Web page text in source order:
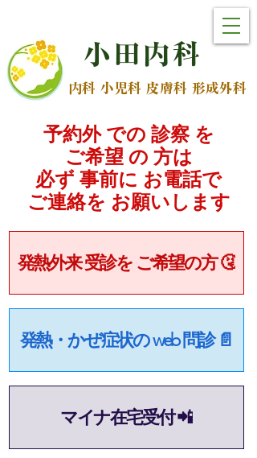
小 田 内科
内科 小児科 皮膚科 形成外科
予約外 での 診察 を
ご希望 の 方は
必ず 事前に お電話で
​ご連絡を お願いします
発熱外来 受診を ご希望の方 🤧
発熱・かぜ症状の web 問診 📄
マイナ在宅受付 📲